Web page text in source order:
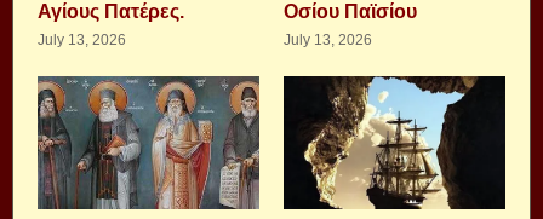
Αγίους Πατέρες.
July 13, 2026
Οσίου Παϊσίου
July 13, 2026